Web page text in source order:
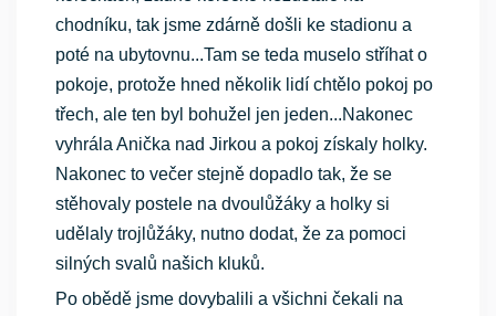
chodníku, tak jsme zdárně došli ke stadionu a
poté na ubytovnu...Tam se teda muselo stříhat o
pokoje, protože hned několik lidí chtělo pokoj po
třech, ale ten byl bohužel jen jeden...Nakonec
vyhrála Anička nad Jirkou a pokoj získaly holky.
Nakonec to večer stejně dopadlo tak, že se
stěhovaly postele na dvoulůžáky a holky si
udělaly trojlůžáky, nutno dodat, že za pomoci
silných svalů našich kluků.
Po obědě jsme dovybalili a všichni čekali na